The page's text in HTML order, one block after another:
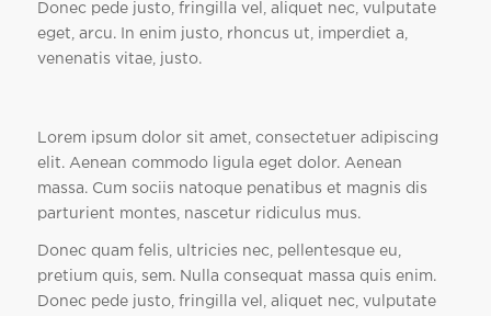
Donec pede justo, fringilla vel, aliquet nec, vulputate
eget, arcu. In enim justo, rhoncus ut, imperdiet a,
venenatis vitae, justo.
Lorem ipsum dolor sit amet, consectetuer adipiscing
elit. Aenean commodo ligula eget dolor. Aenean
massa. Cum sociis natoque penatibus et magnis dis
parturient montes, nascetur ridiculus mus.
Donec quam felis, ultricies nec, pellentesque eu,
pretium quis, sem. Nulla consequat massa quis enim.
Donec pede justo, fringilla vel, aliquet nec, vulputate